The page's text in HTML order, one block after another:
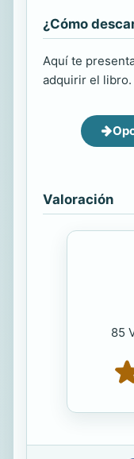
¿Cómo
Aquí te
adquirir el libro.
Valoración
85